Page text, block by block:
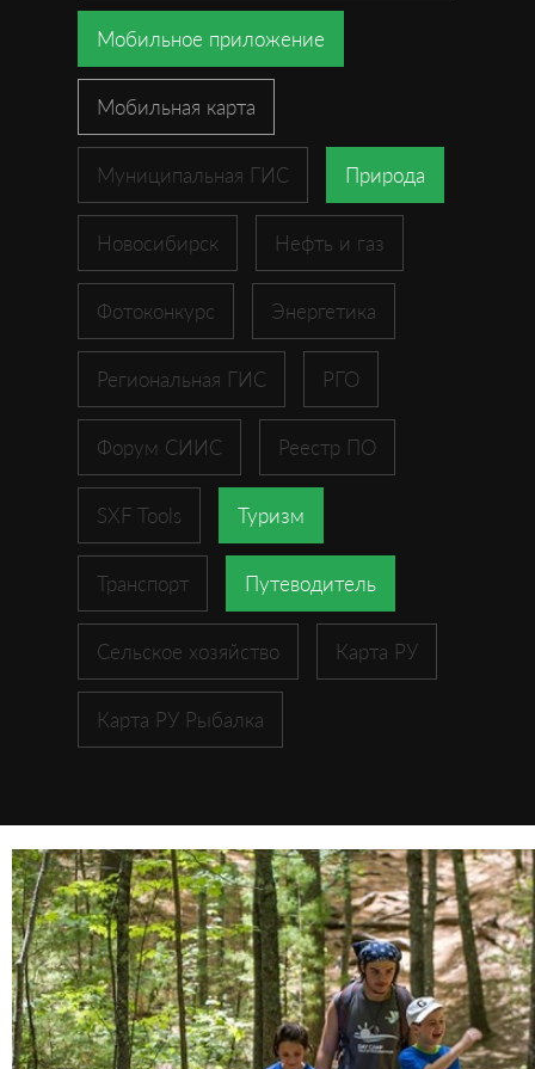
Мобильное приложение
Мобильная карта
Муниципальная ГИС Природа
Новосибирск Нефть и газ
Фотоконкурс Энергетика
Региональная ГИС РГО
Форум СИИС Реестр ПО
SXF Tools Туризм
Транспорт Путеводитель
Сельское хозяйство Карта РУ
Карта РУ Рыбалка